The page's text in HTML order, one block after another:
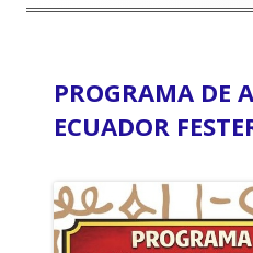
PROGRAMA DE
ECUADOR